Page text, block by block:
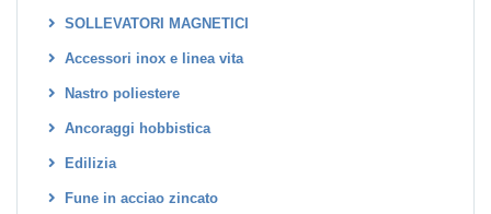
SOLLEVATORI MAGNETICI
Accessori inox e linea vita
Nastro poliestere
Ancoraggi hobbistica
Edilizia
Fune in acciao zincato